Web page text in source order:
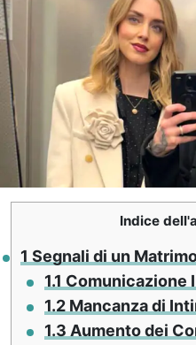
Indice
1 Segnali di un
1.1 Comunicazione
1.2 Mancanza di
1.3 Aumento dei